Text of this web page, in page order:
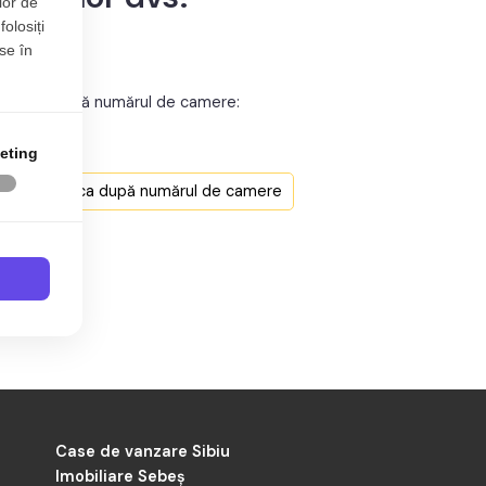
după numărul de camere:
Cluj-Napoca
Cluj-Napoca
Napoca după numărul de camere
Case de vanzare Sibiu
Imobiliare Sebeș
în